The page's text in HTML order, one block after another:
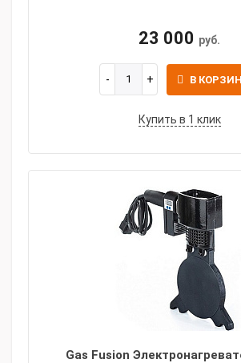
23 000 руб.
В
Купить в 1 клик
Gas Fusion